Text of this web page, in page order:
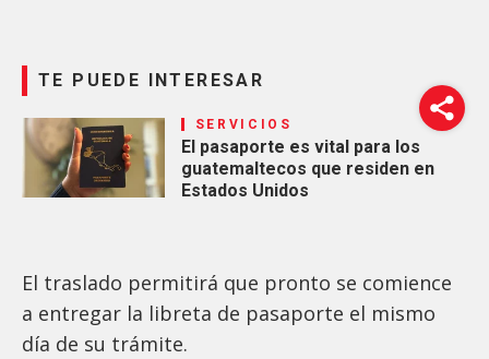
TE PUEDE INTERESAR
SERVICIOS
El pasaporte es vital para los
guatemaltecos que residen en
Estados Unidos
El traslado permitirá que pronto se comience
a entregar la libreta de pasaporte el mismo
día de su trámite.